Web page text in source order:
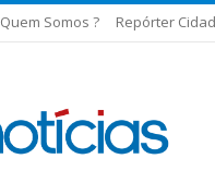
Quem Somos ? Repórter